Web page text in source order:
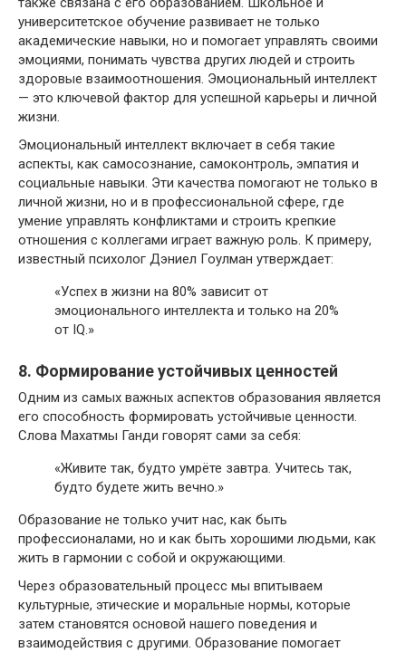
университетское обучение развивает не только
академические навыки, но и помогает управлять своими
эмоциями, понимать чувства других людей и строить
здоровые взаимоотношения. Эмоциональный интеллект
— это ключевой фактор для успешной карьеры и личной
жизни.
Эмоциональный интеллект включает в себя такие
аспекты, как самосознание, самоконтроль, эмпатия и
социальные навыки. Эти качества помогают не только в
личной жизни, но и в профессиональной сфере, где
умение управлять конфликтами и строить крепкие
отношения с коллегами играет важную роль. К примеру,
известный психолог Дэниел Гоулман утверждает:
«Успех в жизни на 80% зависит от
эмоционального интеллекта и только на 20%
от IQ.»
8. Формирование устойчивых ценностей
Одним из самых важных аспектов образования является
его способность формировать устойчивые ценности.
Слова Махатмы Ганди говорят сами за себя:
«Живите так, будто умрёте завтра. Учитесь так,
будто будете жить вечно.»
Образование не только учит нас, как быть
профессионалами, но и как быть хорошими людьми, как
жить в гармонии с собой и окружающими.
Через образовательный процесс мы впитываем
культурные, этические и моральные нормы, которые
затем становятся основой нашего поведения и
взаимодействия с другими. Образование помогает